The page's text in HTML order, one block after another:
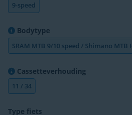
9-speed
Bodytype
SRAM MTB 9/10 speed / Shimano MTB
Cassetteverhouding
11 / 34
Type fiets